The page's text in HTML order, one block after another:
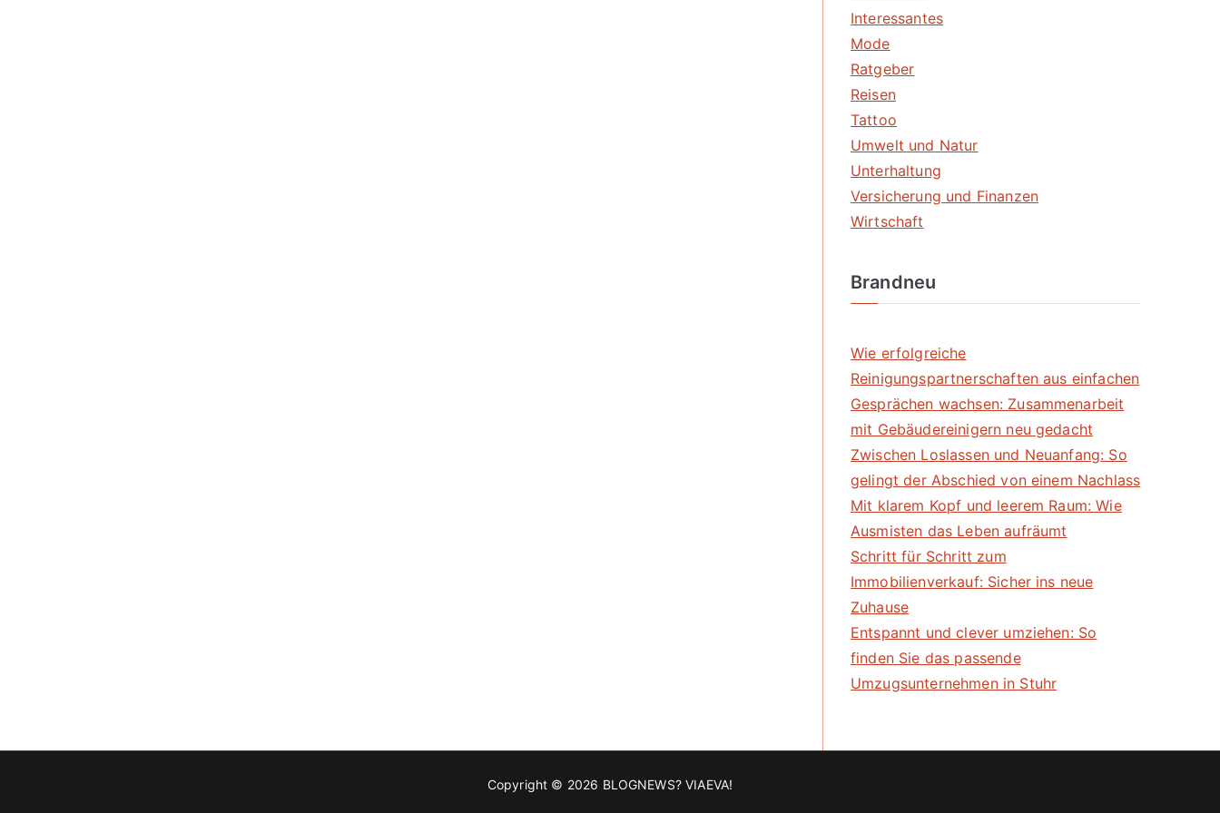
Interessantes
Mode
Ratgeber
Reisen
Tattoo
Umwelt und Natur
Unterhaltung
Versicherung und Finanzen
Wirtschaft
Brandneu
Wie erfolgreiche
Reinigungspartnerschaften aus einfachen
Gesprächen wachsen: Zusammenarbeit
mit Gebäudereinigern neu gedacht
Zwischen Loslassen und Neuanfang: So
gelingt der Abschied von einem Nachlass
Mit klarem Kopf und leerem Raum: Wie
Ausmisten das Leben aufräumt
Schritt für Schritt zum
Immobilienverkauf: Sicher ins neue
Zuhause
Entspannt und clever umziehen: So
finden Sie das passende
Umzugsunternehmen in Stuhr
Copyright © 2026 BLOGNEWS? VIAEVA!